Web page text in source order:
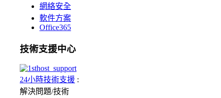
網絡安全
軟件方案
Office365
技術支援中心
24小時技術支援 :
解決問題/技術